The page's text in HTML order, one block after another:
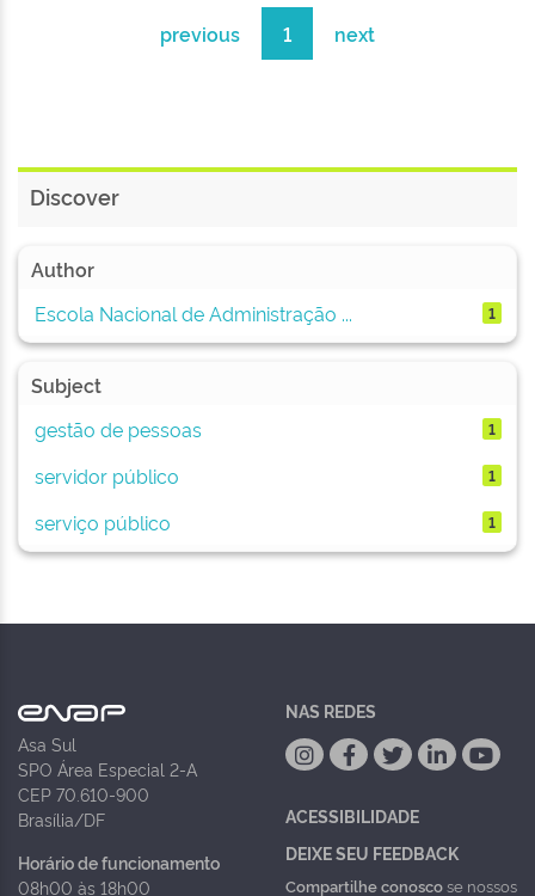
previous 1 next
Discover
Author
Escola Nacional de Administração ...
1
Subject
gestão de pessoas
1
servidor público 1
serviço público 1
Asa Sul
SPO Área Especial 2-A
CEP 70.610-900
Brasília/DF
Horário de funcionamento
08h00 às 18h00
NAS REDES
ACESSIBILIDADE
DEIXE SEU FEEDBACK
Compartilhe conoscose nossos